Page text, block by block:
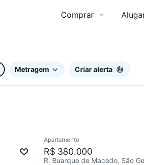
Comprar
Metragem Criar alerta
Redecorar
Apartamento
R$ 380.000
R. Buarque de Macedo, São